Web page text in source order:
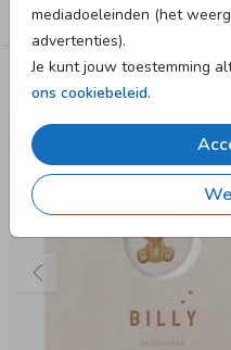
mediadoeleinden (het
advertenties).
Je kunt jouw toestemming
ons cookiebeleid.
Jongen
Deze designs vind je